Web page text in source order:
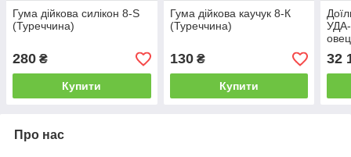
Гума дійкова силікон 8-S
(Туреччина)
280 ₴
Купити
Гума дійкова каучук 8-К
(Туреччина)
130₴
Купити
УДА-
32
Про нас